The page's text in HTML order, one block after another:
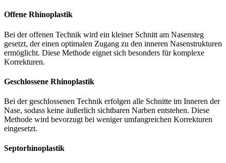
Offene Rhinoplastik
Bei der offenen Technik wird ein kleiner Schnitt am Nasensteg
gesetzt, der einen optimalen Zugang zu den inneren Nasenstrukturen
ermöglicht. Diese Methode eignet sich besonders für komplexe
Korrekturen.
Geschlossene Rhinoplastik
Bei der geschlossenen Technik erfolgen alle Schnitte im Inneren der
Nase, sodass keine äußerlich sichtbaren Narben entstehen. Diese
Methode wird bevorzugt bei weniger umfangreichen Korrekturen
eingesetzt.
Septorhinoplastik